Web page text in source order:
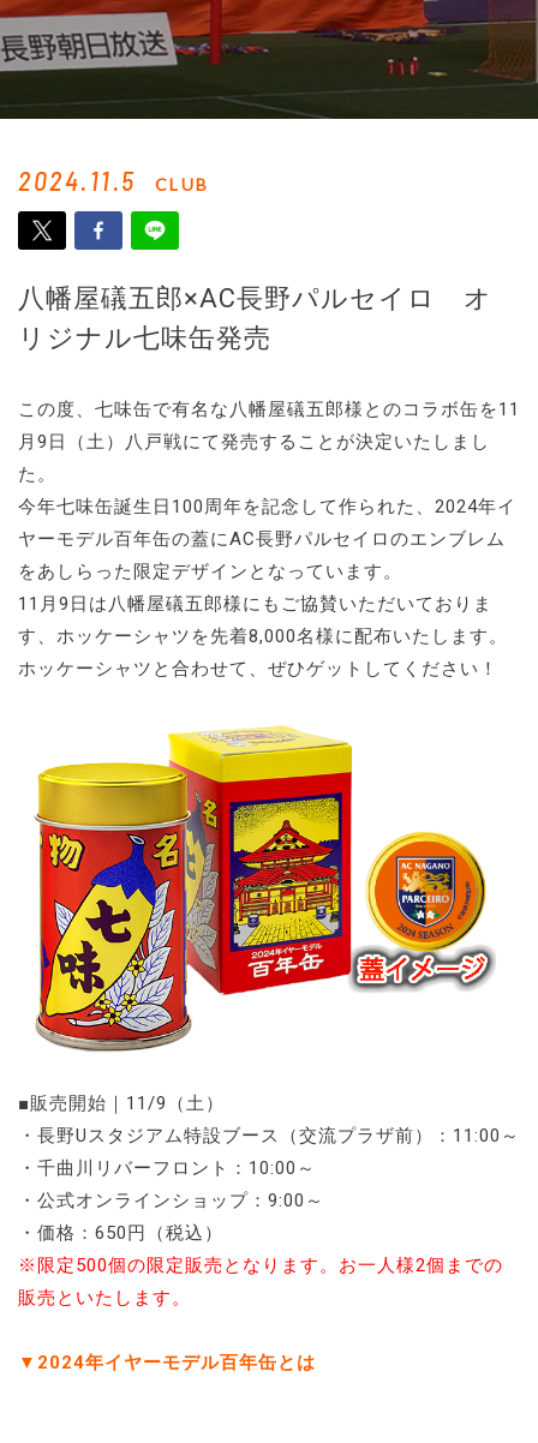
2024.11.5 CLUB
八幡屋礒五郎×AC長野パルセイロ オ
リジナル七味缶発売
この度、七味缶で有名な八幡屋礒五郎様とのコラボ缶を11
月9日（土）八戸戦にて発売することが決定いたしまし
た。
今年七味缶誕生日100周年を記念して作られた、2024年イ
ヤーモデル百年缶の蓋にAC長野パルセイロのエンブレム
をあしらった限定デザインとなっています。
11月9日は八幡屋礒五郎様にもご協賛いただいておりま
す、ホッケーシャツを先着8,000名様に配布いたします。
ホッケーシャツと合わせて、ぜひゲットしてください！
■販売開始｜11/9（土）
・長野Uスタジアム特設ブース（交流プラザ前）：11:00～
・千曲川リバーフロント：10:00～
・公式オンラインショップ：9:00～
・価格：650円（税込）
※限定500個の限定販売となります。お一人様2個までの
販売といたします。
▼2024年イヤーモデル百年缶とは